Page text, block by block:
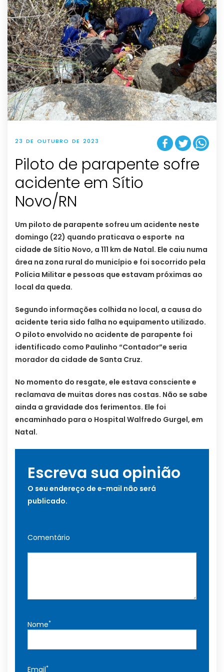
23 DE OUTUBRO DE 2023
Piloto de parapente sofre
acidente em Sítio
Novo/RN
Um piloto de parapente sofreu um acidente neste
domingo (22) quando praticava o esporte na
cidade de Sítio Novo, a 111 km de Natal. Ele caiu numa
área na zona rural do município e foi socorrido pela
Polícia Militar e pessoas que estavam próximas ao
local da queda.
Segundo informações colhida no local, a causa do
acidente teria sido falha no equipamento utilizado.
O piloto envolvido no acidente de parapente foi
identificado como Paulinho “Contador”e seria
morador da cidade de Santa Cruz.
No momento do resgate, ele estava consciente e
reclamava de muitas dores nas costas. Não se sabe
ainda a gravidade dos ferimentos. Ele foi
encaminhado para o Hospital Walfredo Gurgel, em
Natal.
Escreva sua opinião
O seu endereço de e-mail não será
publicado.
Comentário
Nome*
Email*